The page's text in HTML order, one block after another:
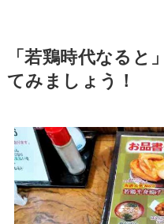
「若鶏時代なると
てみましょう！